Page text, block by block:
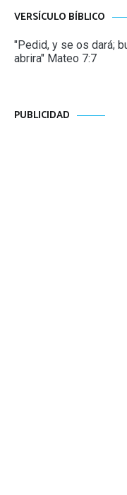
VERSÍCULO BÍBLICO
"Pedid, y se os dará;
abrira" Mateo 7:7
PUBLICIDAD